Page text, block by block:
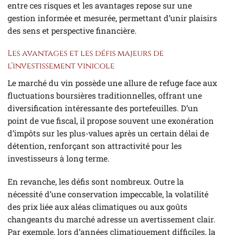
entre ces risques et les avantages repose sur une
gestion informée et mesurée, permettant d’unir plaisirs
des sens et perspective financière.
Les avantages et les défis majeurs de
l’investissement vinicole
Le marché du vin possède une allure de refuge face aux
fluctuations boursières traditionnelles, offrant une
diversification intéressante des portefeuilles. D’un
point de vue fiscal, il propose souvent une exonération
d’impôts sur les plus-values après un certain délai de
détention, renforçant son attractivité pour les
investisseurs à long terme.
En revanche, les défis sont nombreux. Outre la
nécessité d’une conservation impeccable, la volatilité
des prix liée aux aléas climatiques ou aux goûts
changeants du marché adresse un avertissement clair.
Par exemple, lors d’années climatiquement difficiles, la